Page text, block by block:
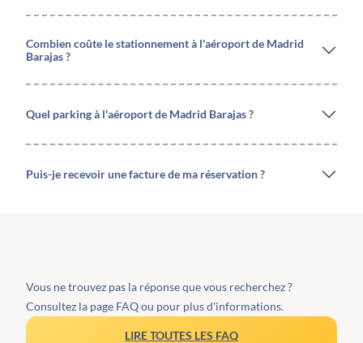
Combien coûte le stationnement à l'aéroport de Madrid
Barajas ?
Quel parking à l'aéroport de Madrid Barajas ?
Puis-je recevoir une facture de ma réservation ?
Vous ne trouvez pas la réponse que vous recherchez ?
Consultez la page FAQ ou pour plus d'informations.
LIRE TOUTES LES FAQ